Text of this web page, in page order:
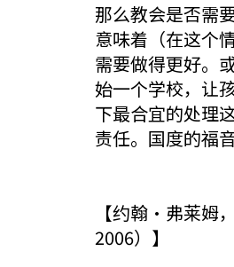
那么教会是否需
意味着（在这个
需要做得更好。
始一个学校，让
下最合宜的处理
责任。国度的福
【约翰·弗莱姆
2006）】